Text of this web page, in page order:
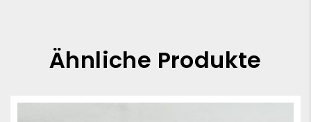
Ähnliche Produkte